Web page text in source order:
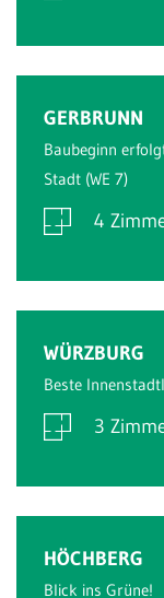
GERBRUNN
Baubeginn
Stadt (WE 7)
4
WÜRZBURG
Beste
3
HÖCHBERG
Blick ins Grüne!